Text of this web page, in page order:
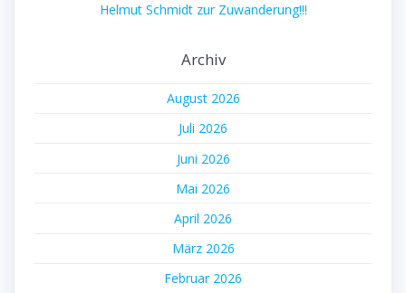
Helmut Schmidt zur Zuwanderung!!!
Archiv
August 2026
Juli 2026
Juni 2026
Mai 2026
April 2026
März 2026
Februar 2026